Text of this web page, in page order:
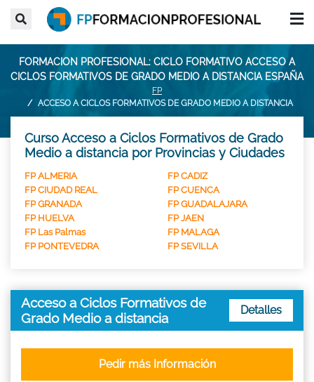
FORMACION PROFESIONAL: CICLO FORMATIVO ACCESO A
CICLOS FORMATIVOS DE GRADO MEDIO A DISTANCIA ESPAÑA
FP
ACCESO A CICLOS FORMATIVOS DE GRADO MEDIO A DISTANCIA
Curso Acceso a Ciclos Formativos de Grado
Medio a distancia por Provincias y Ciudades
FP ALMERIA
FP CADIZ
FP CIUDAD REAL
FP CUENCA
FP GRANADA
FP GUADALAJARA
FP HUELVA
FP JAEN
FP Las Palmas
FP MALAGA
FP PONTEVEDRA
FP SEVILLA
Acceso a Ciclos Formativos de
Grado Medio a distancia
Detalles
Pedir más Información